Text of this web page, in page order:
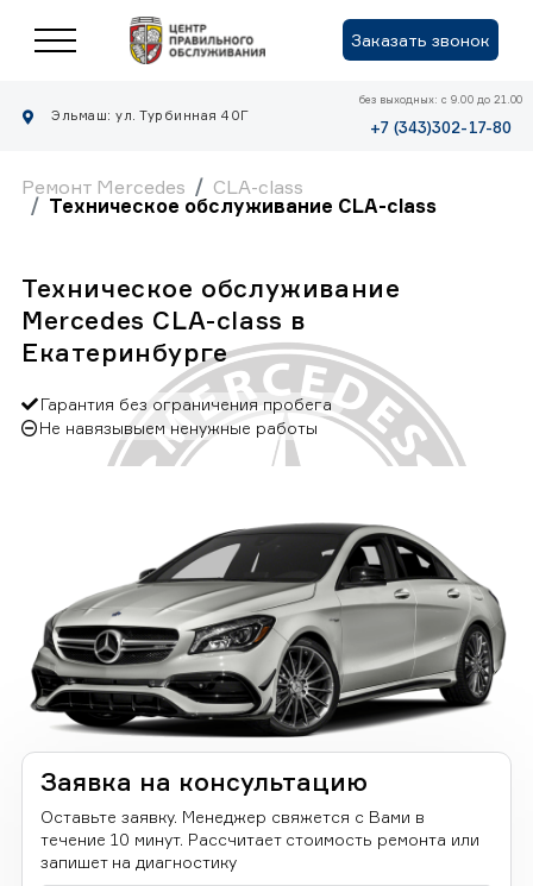
Заказать звонок
Эльмаш: ул. Турбинная 40Г
без выходных: с 9.00 до 21.00
+7 (343)302-17-80
Ремонт Mercedes
CLA-class
Техническое обслуживание CLA-class
Техническое обслуживание
Mercedes CLA-class в
Екатеринбурге
Гарантия без ограничения пробега
Не навязывыем ненужные работы
Заявка на консультацию
Оставьте заявку. Менеджер свяжется с Вами в
течение 10 минут. Рассчитает стоимость ремонта или
запишет на диагностику